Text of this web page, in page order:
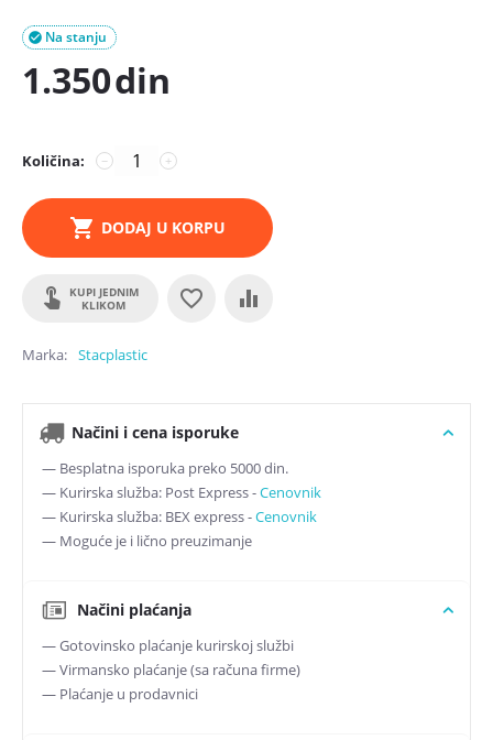
Na stanju

1.350din
Količina: +
−
DODAJ U KORPU
KUPI JEDNIM
KLIKOM
Marka Stacplastic
Načini i cena isporuke
— Besplatna isporuka preko 5000 din.
— Kurirska služba: Post Express -Cenovnik
— Kurirska služba: BEX express -Cenovnik
— Moguće je i lično preuzimanje
Načini plaćanja
— Gotovinsko plaćanje kurirskoj službi
— Virmansko plaćanje (sa računa firme)
— Plaćanje u prodavnici